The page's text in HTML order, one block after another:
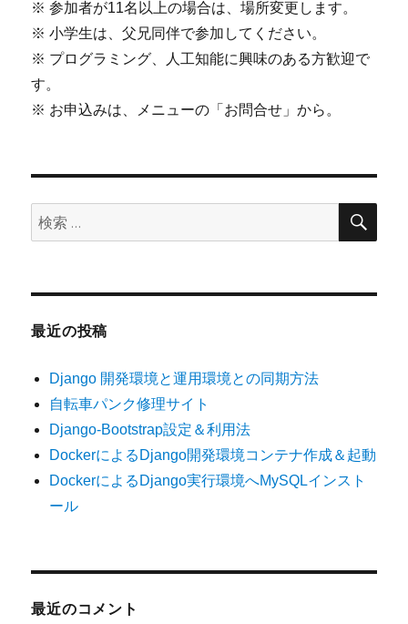
※ 参加者が11名以上の場合は、場所変更します。
※ 小学生は、父兄同伴で参加してください。
※ プログラミング、人工知能に興味のある方歓迎で
す。
※ お申込みは、メニューの「お問合せ」から。
検
索:
検
最近の投稿
Django 開発環境と運用環境との同期方法
自転車パンク修理サイト
Django-Bootstrap設定＆利用法
DockerによるDjango開発環境コンテナ作成＆起動
DockerによるDjango実行環境へMySQLインスト
ール
最近のコメント